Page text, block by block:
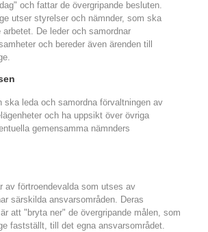
och fattar de övergripande besluten.
utser styrelser och nämnder, som ska
De leder och samordnar
och bereder även ärenden till
ska leda och samordna förvaltningen av
och ha uppsikt över övriga
gemensamma nämnders
av förtroendevalda som utses av
särskilda ansvarsområden. Deras
att "bryta ner" de övergripande målen, som
fastställt, till det egna ansvarsområdet.